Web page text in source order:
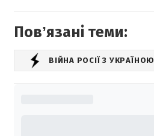
Повʼязані теми:
ВІЙНА РОСІЇ З УКРАЇНОЮ